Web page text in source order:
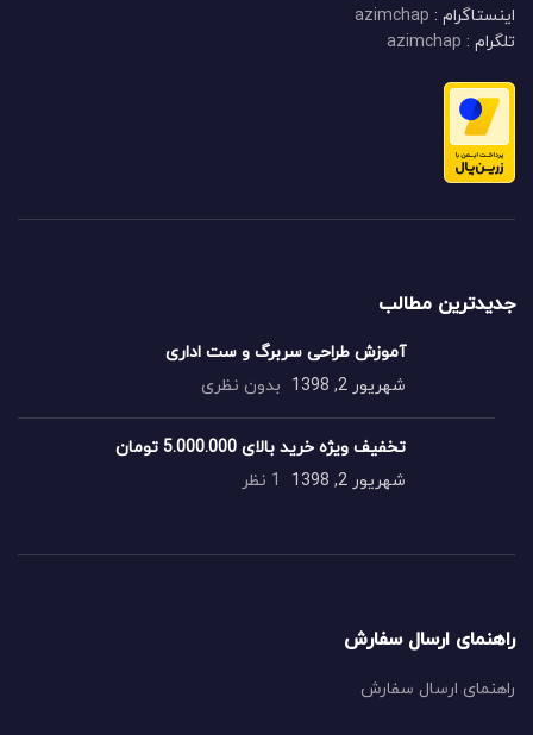
اینستاگرام : azimchap
تلگرام : azimchap
جدیدترین مطالب
آموزش طراحی سربرگ و ست اداری
شهریور 2, 1398
بدون نظری
تخفیف ویژه خرید بالای 5.000.000 تومان
شهریور 2, 1398
1 نظر
راهنمای ارسال سفارش
راهنمای ارسال سفارش